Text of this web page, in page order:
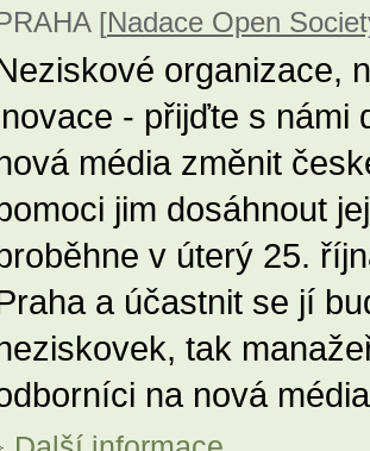
[Nadace Open
organizace,
- přijďte s námi
média změnit
jim dosáhnout
v úterý 25.
a účastnit se jí
tak
na nová